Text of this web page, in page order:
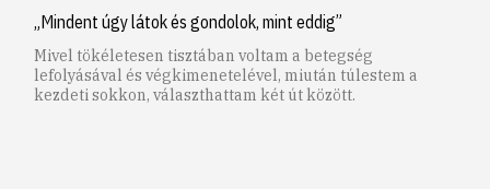
„Mindent úgy látok és gondolok, mint eddig”
Mivel tökéletesen tisztában voltam a betegség
lefolyásával és végkimenetelével, miután túlestem a
kezdeti sokkon, választhattam két út között.